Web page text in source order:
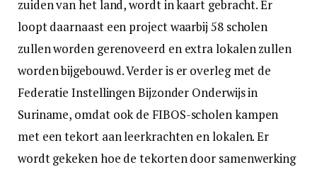
zuiden van het land, wordt in kaart gebracht. Er
loopt daarnaast een project waarbij 58 scholen
zullen worden gerenoveerd en extra lokalen zullen
worden bijgebouwd. Verder is er overleg met de
Federatie Instellingen Bijzonder Onderwijs in
Suriname, omdat ook de FIBOS-scholen kampen
met een tekort aan leerkrachten en lokalen. Er
wordt gekeken hoe de tekorten door samenwerking